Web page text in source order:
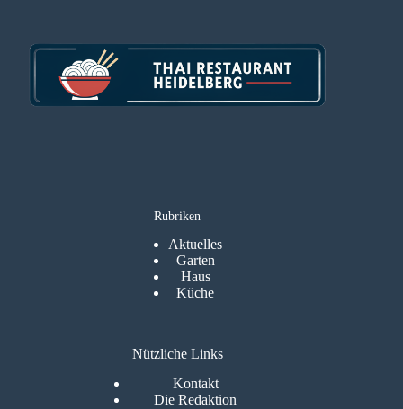
Rubriken
Aktuelles
Garten
Haus
Küche
Nützliche Links
Kontakt
Die Redaktion